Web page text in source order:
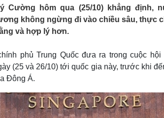
Lịch thi đấu bóng đá
Thế giới thể thao
eSports
đình
Văn hóa
Sân khấu - Điện ảnh
Âm nhạc
Di sản
Cường hôm qua (25/10) khẳng định,
không ngừng đi vào chiều sâu, thực
và hợp lý hơn.
phủ Trung Quốc đưa ra trong cuộc
(25 và 26/10) tới quốc gia này, trước khi
Đông Á.